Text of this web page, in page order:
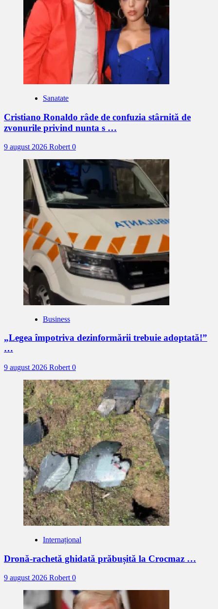
Sanatate
Cristiano Ronaldo râde de confuzia stârnită de
zvonurile privind nunta s …
9 august 2026 Robert 0
Business
„Legea împotriva dezinformării trebuie adoptată!”
…
9 august 2026 Robert 0
Internațional
Dronă-rachetă ghidată prăbușită la Crocmaz …
9 august 2026 Robert 0